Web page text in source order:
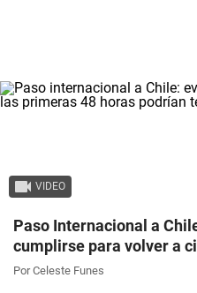
VIDEO
Paso Internacional a
cumplirse para volver a
Por Celeste Funes